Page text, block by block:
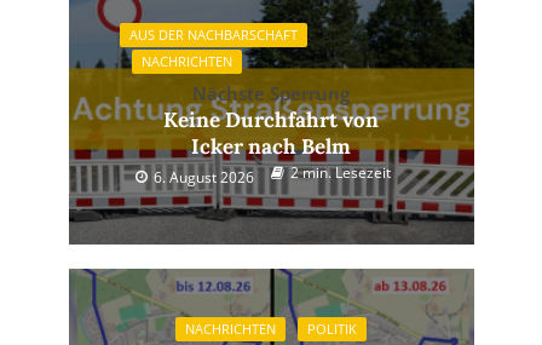
AUS DER NACHBARSCHAFT
NACHRICHTEN
Nächste Sperrung
Keine Durchfahrt von
Icker nach Belm
6. August 2026 2 min. Lesezeit
NACHRICHTEN POLITIK